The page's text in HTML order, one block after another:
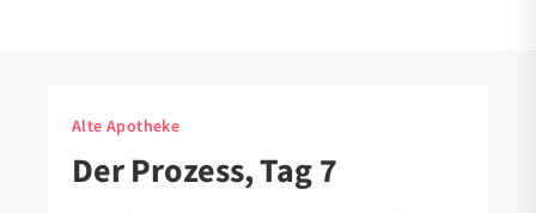
Alte Apotheke
Der Prozess, Tag 7